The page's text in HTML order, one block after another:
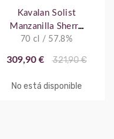
Kavalan Solist
Manzanilla Sherry
Cask
70 cl / 57.8%
309,90 € 321,90 €
No está disponible